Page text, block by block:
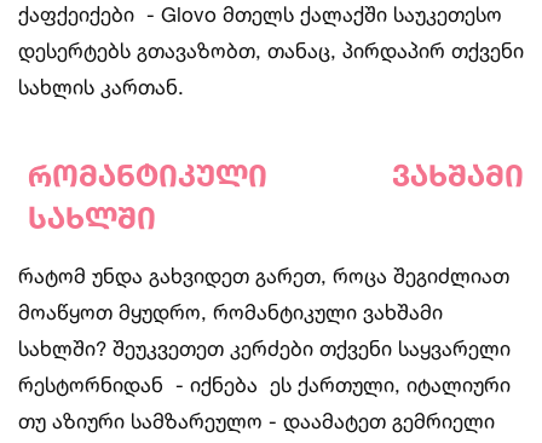
ქაფქეიქები - Glovo მთელს ქალაქში საუკეთესო
დესერტებს გთავაზობთ, თანაც, პირდაპირ თქვენი
სახლის კართან.
რომანტიკული
ვახშამი
სახლში
რატომ უნდა გახვიდეთ გარეთ, როცა შეგიძლიათ
მოაწყოთ მყუდრო, რომანტიკული ვახშამი
სახლში? შეუკვეთეთ კერძები თქვენი საყვარელი
რესტორნიდან - იქნება ეს ქართული, იტალიური
თუ აზიური სამზარეულო - დაამატეთ გემრიელი